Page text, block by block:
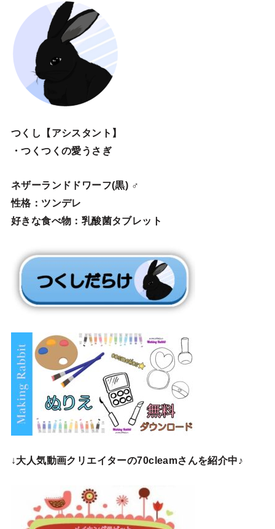
つくし【アシスタント】
・つくつくの愛うさぎ
ネザーランドドワーフ(黒) ♂
性格：ツンデレ
好きな食べ物：乳酸菌タブレット
↓大人気動画クリエイターの70cleamさんを紹介中♪